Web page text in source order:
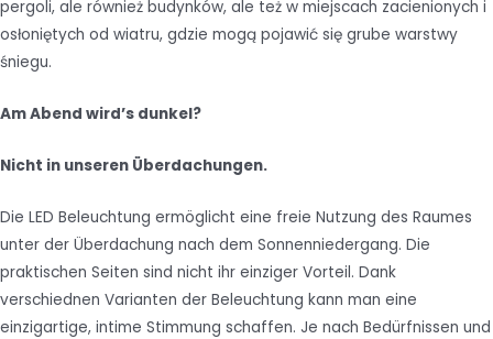
pergoli, ale również budynków, ale też w miejscach zacienionych i
osłoniętych od wiatru, gdzie mogą pojawić się grube warstwy
śniegu.
Am Abend wird’s dunkel?
Nicht in unseren Überdachungen.
Die LED Beleuchtung ermöglicht eine freie Nutzung des Raumes
unter der Überdachung nach dem Sonnenniedergang. Die
praktischen Seiten sind nicht ihr einziger Vorteil. Dank
verschiednen Varianten der Beleuchtung kann man eine
einzigartige, intime Stimmung schaffen. Je nach Bedürfnissen und